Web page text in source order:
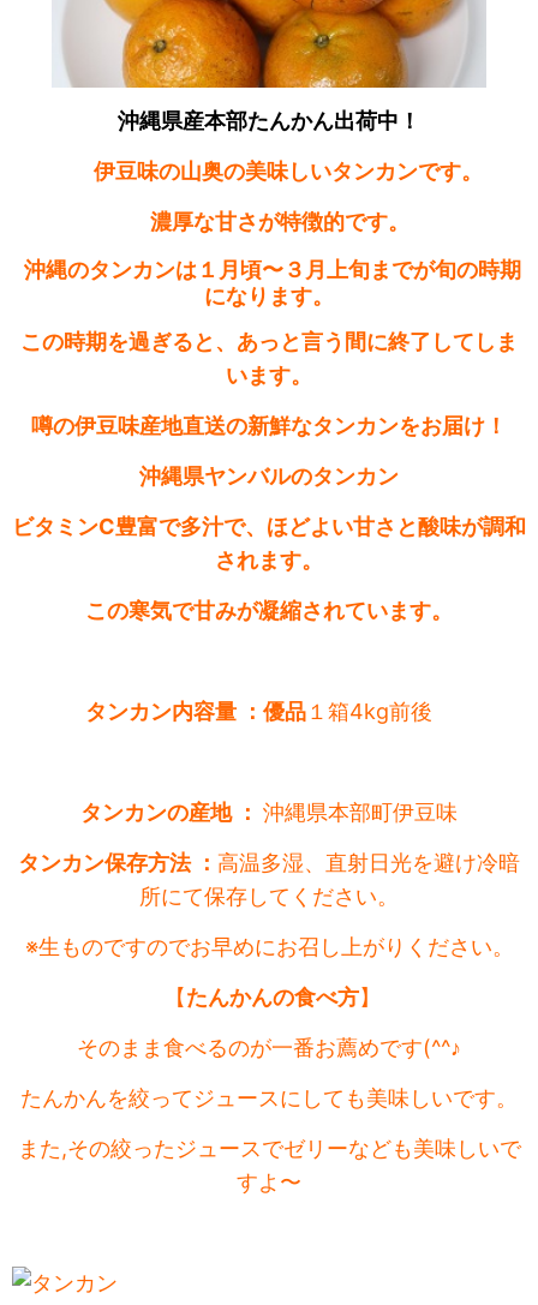
沖縄県産本部たんかん出荷中！
伊豆味の山奥の美味しいタンカンです。
濃厚な甘さが特徴的です。
沖縄のタンカンは１月頃〜３月上旬までが旬の時期
になります。
この時期を過ぎると、あっと言う間に終了してしま
います。
噂の伊豆味産地直送の新鮮なタンカンをお届け！
沖縄県ヤンバルのタンカン
ビタミンC豊富で多汁で、ほどよい甘さと酸味が調和
されます。
この寒気で甘みが凝縮されています。
タンカン内容量 ：優品１箱4kg前後
タンカンの産地 ： 沖縄県本部町伊豆味
タンカン保存方法 ： 高温多湿、直射日光を避け冷暗
所にて保存してください。
※生ものですのでお早めにお召し上がりください。
【たんかんの食べ方】
そのまま食べるのが一番お薦めです(^^♪
たんかんを絞ってジュースにしても美味しいです。
また,その絞ったジュースでゼリーなども美味しいで
すよ〜